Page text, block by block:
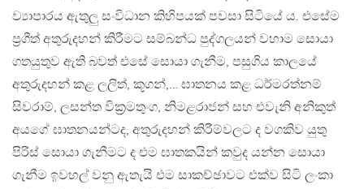
ව්‍යාපාරය ඇතුලු සංවිධාන කිහිපයක් පවසා සිටියේ ය. එසේම
ප්‍රගීත් අතුරුදහන් කිරීමට සම්බන්ධ පුද්ගලයන් වහාම සොයා
ගතයුතුව ඇති බවත් එසේ සොයා ගැනීම, පසුගිය කාලයේ
අතුරුදහන් කළ ලලිත්, කූගන්,… ඝාතනය කළ ධර්මරත්නම්
සිවරාම්, ලසන්ත වික්‍රමතුංග, නිමළරාජන් සහ එවැනි අනිකුත්
අයගේ ඝාතනයන්ටද, අතුරුදහන් කිරීම්වලට ද වගකිව යුතු
පිරිස් සොයා ගැනීමට ද එම ඝාතකයින් කවුද යන්න සොයා
ගැනීම ඉවහල් වනු ඇතැයි එම සාකච්ඡාවට එක්ව සිටි ලංකා